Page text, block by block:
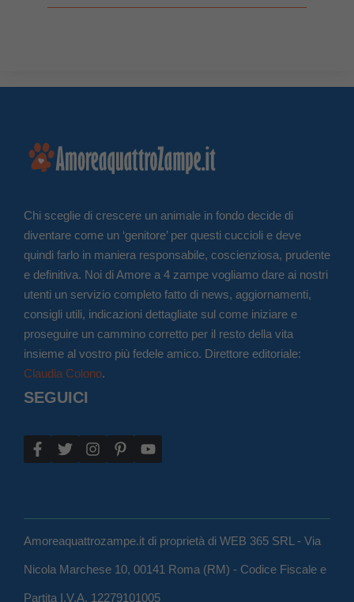
Chi sceglie di crescere un animale in fondo decide di
diventare come un ‘genitore’ per questi cuccioli e deve
quindi farlo in maniera responsabile, coscienziosa, prudente
e definitiva. Noi di Amore a 4 zampe vogliamo dare ai nostri
utenti un servizio completo fatto di news, aggiornamenti,
consigli utili, indicazioni dettagliate sul come iniziare e
proseguire un cammino corretto per il resto della vita
insieme al vostro più fedele amico. Direttore editoriale:
Claudia Colono.
SEGUICI
Amoreaquattrozampe.it di proprietà di WEB 365 SRL - Via
Nicola Marchese 10, 00141 Roma (RM) - Codice Fiscale e
Partita I.V.A. 12279101005